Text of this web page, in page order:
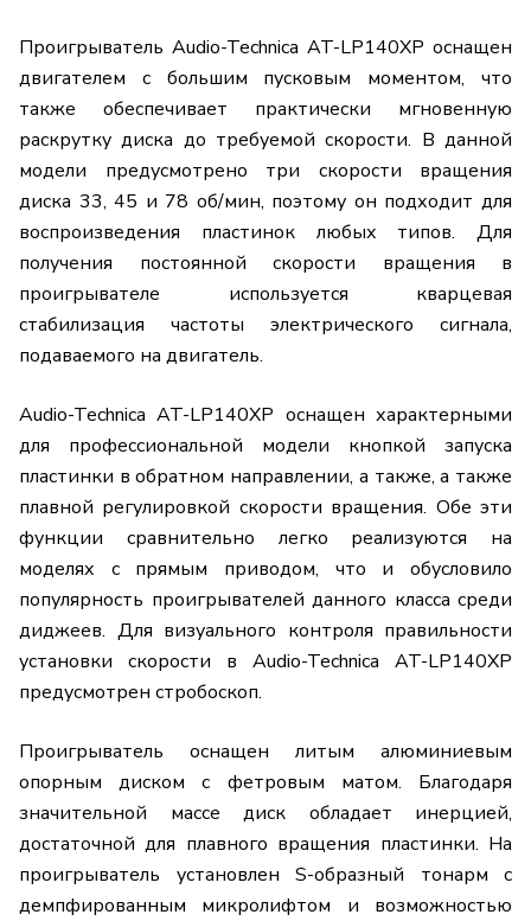
Проигрыватель Audio-Technica AT-LP140XP оснащен
двигателем с большим пусковым моментом, что
также обеспечивает практически мгновенную
раскрутку диска до требуемой скорости. В данной
модели предусмотрено три скорости вращения
диска 33, 45 и 78 об/мин, поэтому он подходит для
воспроизведения пластинок любых типов. Для
получения постоянной скорости вращения в
проигрывателе используется кварцевая
стабилизация частоты электрического сигнала,
подаваемого на двигатель.
Audio-Technica AT-LP140XP оснащен характерными
для профессиональной модели кнопкой запуска
пластинки в обратном направлении, а также, а также
плавной регулировкой скорости вращения. Обе эти
функции сравнительно легко реализуются на
моделях с прямым приводом, что и обусловило
популярность проигрывателей данного класса среди
диджеев. Для визуального контроля правильности
установки скорости в Audio-Technica AT-LP140XP
предусмотрен стробоскоп.
Проигрыватель оснащен литым алюминиевым
опорным диском с фетровым матом. Благодаря
значительной массе диск обладает инерцией,
достаточной для плавного вращения пластинки. На
проигрыватель установлен S-образный тонарм с
демпфированным микролифтом и возможностью